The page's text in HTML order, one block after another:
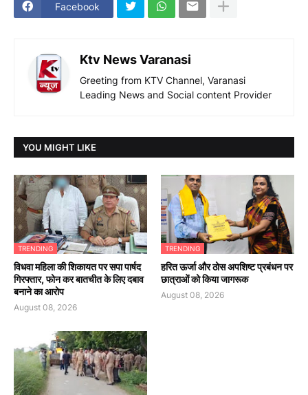
Facebook
Ktv News Varanasi
Greeting from KTV Channel, Varanasi
Leading News and Social content Provider
YOU MIGHT LIKE
TRENDING
विधवा महिला की शिकायत पर सपा पार्षद
गिरफ्तार, फोन कर बातचीत के लिए दबाव
बनाने का आरोप
August 08, 2026
TRENDING
हरित ऊर्जा और ठोस अपशिष्ट प्रबंधन पर
छात्राओं को किया जागरूक
August 08, 2026